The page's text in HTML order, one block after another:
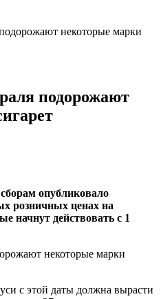
некоторые марки
подорожают
опубликовало
розничных ценах на
начнут действовать с 1
с этой даты должна вырасти